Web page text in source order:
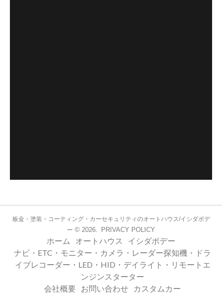
板金・塗装・コーティング・カーセキュリティのオートハウス/イシダボデ
ー © 2026. PRIVACY POLICY
ホーム オートハウス
イシダボデー
ナビ・ETC・モニター・カメラ・レーダー探知機・ドラ
イブレコーダー・LED・HID・デイライト・リモートエ
ンジンスターター
会社概要 お問い合わせ カスタムカー